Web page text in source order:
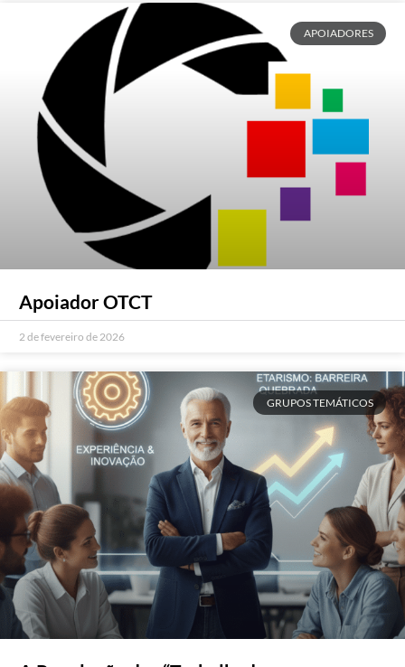
APOIADORES
Apoiador OTCT
2 de fevereiro de 2026
GRUPOS TEMÁTICOS